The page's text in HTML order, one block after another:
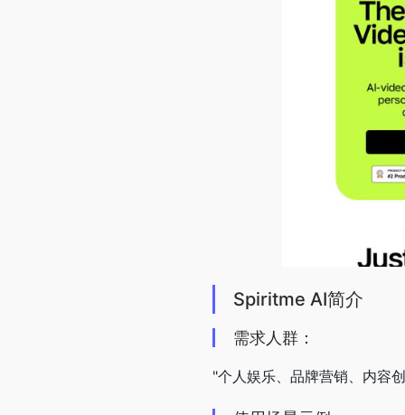
Spiritme AI简介
需求人群：
"个人娱乐、品牌营销、内容